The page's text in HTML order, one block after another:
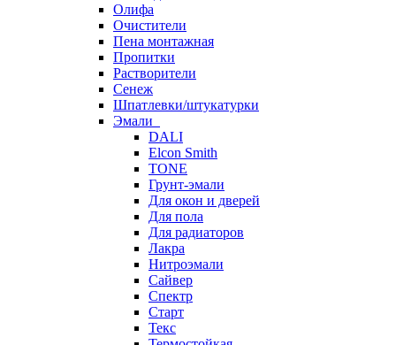
Олифа
Очистители
Пена монтажная
Пропитки
Растворители
Сенеж
Шпатлевки/штукатурки
Эмали
DALI
Elcon Smith
TONE
Грунт-эмали
Для окон и дверей
Для пола
Для радиаторов
Лакра
Нитроэмали
Сайвер
Спектр
Старт
Текс